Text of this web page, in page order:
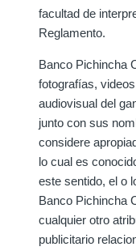
facultad de
Reglamento.
Banco Pichincha
fotografías,
audiovisual del
junto con sus
considere
lo cual es
este sentido, el o
Banco Pichincha
cualquier otro
publicitario